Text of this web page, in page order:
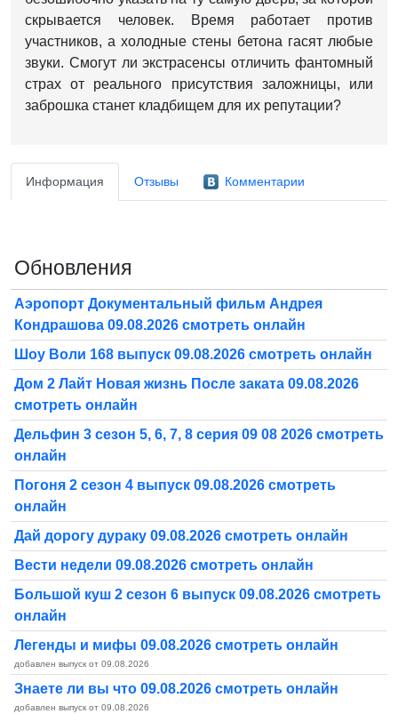
скрывается человек. Время работает против
участников, а холодные стены бетона гасят любые
звуки. Смогут ли экстрасенсы отличить фантомный
страх от реального присутствия заложницы, или
заброшка станет кладбищем для их репутации?
Информация Отзывы Комментарии
Обновления
Аэропорт Документальный фильм Андрея
Кондрашова 09.08.2026 смотреть онлайн
Шоу Воли 168 выпуск 09.08.2026 смотреть онлайн
Дом 2 Лайт Новая жизнь После заката 09.08.2026
смотреть онлайн
Дельфин 3 сезон 5, 6, 7, 8 серия 09 08 2026 смотреть
онлайн
Погоня 2 сезон 4 выпуск 09.08.2026 смотреть
онлайн
Дай дорогу дураку 09.08.2026 смотреть онлайн
Вести недели 09.08.2026 смотреть онлайн
Большой куш 2 сезон 6 выпуск 09.08.2026 смотреть
онлайн
Легенды и мифы 09.08.2026 смотреть онлайн
добавлен выпуск от 09.08.2026
Знаете ли вы что 09.08.2026 смотреть онлайн
добавлен выпуск от 09.08.2026